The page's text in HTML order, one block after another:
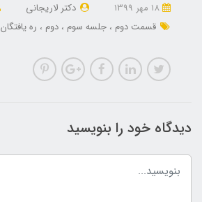
دکتر لاریجانی
قسمت دوم
جلسه سوم دوم ره یافتگان
دیدگاه خود را بنویسید